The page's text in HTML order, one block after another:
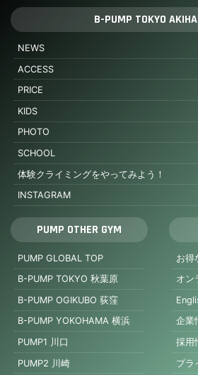
B-PUMP TOKYO
NEWS
ACCESS
PRICE
KIDS
PHOTO
SCHOOL
体験クライミングをやってみよう！
INSTAGRAM
PUMP OTHER GYM
PUMP GLOBAL TOP
B-PUMP TOKYO 秋葉原
B-PUMP OGIKUBO 荻窪
B-PUMP YOKOHAMA 横浜
PUMP1 川口
PUMP2 川崎
お得
オン
企業
採用
プラ